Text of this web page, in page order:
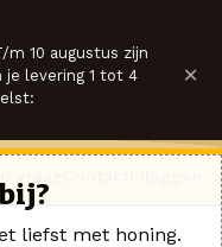
m 10 augustus zijn
je levering 1 tot 4
×
liefst met honing.